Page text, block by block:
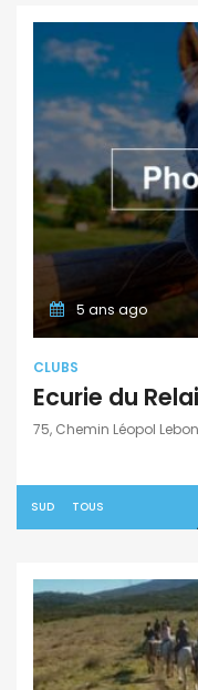
5 ans ago
CLUBS
Ecurie du
75, Chemin Léopol Lebon
SUD TOUS